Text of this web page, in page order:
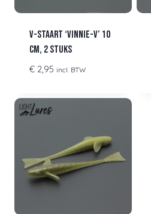
V-staart ‘Vinnie-V’ 10
cm, 2 stuks
€2,95 incl. BTW